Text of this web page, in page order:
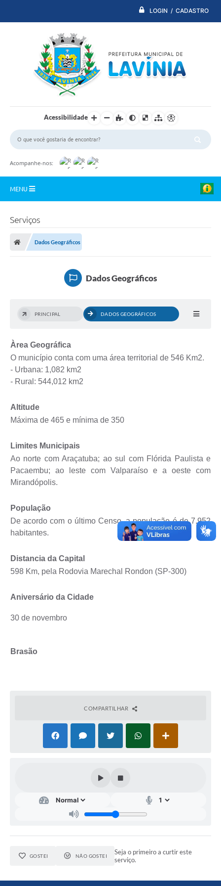
LOGIN / CADASTRO
Acessibilidade
Acompanhe-nos:
MENU
PDTI
Transparência Municipal
Conselhos de Educação
Terceiro Setor
Licitacões
Estudantes
Ouvidoria
CEMITÉRIO MUNICIPAL
Audiência Pública
Defesa Civil Municipal
Turismo
Serviços
Dados Geográficos
Dados Geográficos
PRINCIPAL DADOS GEOGRÁFICOS
Àrea Geográfica
O município conta com uma área territorial de 546 Km2.
- Urbana: 1,082 km2
- Rural: 544,012 km2
Altitude
Máxima de 465 e mínima de 350
Limites Municipais
Ao norte com Araçatuba; ao sul com Flórida Paulista e
Pacaembu; ao leste com Valparaíso e a oeste com
Mirandópolis.
População
De acordo com o último Censo, a população é de 7.952
habitantes.
Distancia da Capital
598 Km, pela Rodovia Marechal Rondon (SP-300)
Aniversário da Cidade
30 de novembro
Brasão
COMPARTILHAR
GOSTEI NÃO GOSTEI
Seja o primeiro a curtir este
serviço.